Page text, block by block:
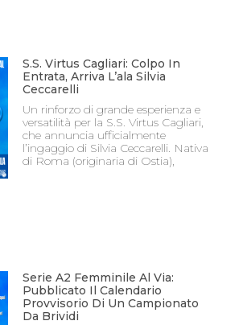
S.S. Virtus Cagliari: Colpo In
Entrata, Arriva L’ala Silvia
Ceccarelli
Un rinforzo di grande esperienza e
versatilità per la S.S. Virtus Cagliari,
che annuncia ufficialmente
l’ingaggio di Silvia Ceccarelli. Nativa
di Roma (originaria di Ostia),
Serie A2 Femminile Al Via:
Pubblicato Il Calendario
Provvisorio Di Un Campionato
Da Brividi